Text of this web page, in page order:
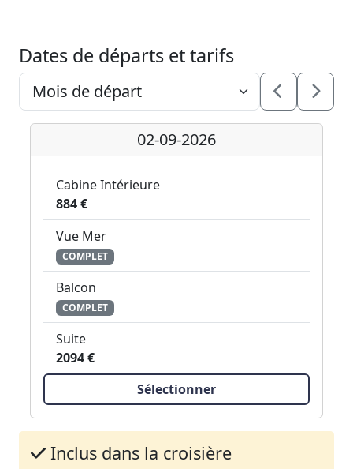
Dates de départs et tarifs
02-09-2026
Cabine Intérieure
884 €
Vue Mer
COMPLET
Balcon
COMPLET
Suite
2094 €
Sélectionner
Inclus dans la croisière